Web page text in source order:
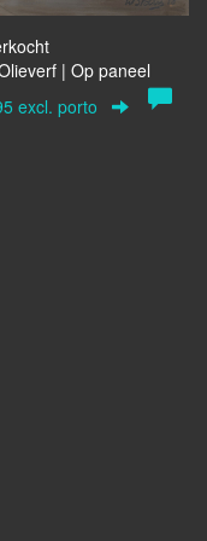
| Op paneel
excl. porto